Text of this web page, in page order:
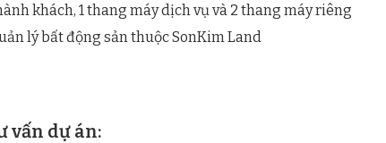
khách, 1 thang máy dịch vụ và 2 thang máy riêng
lý bất động sản thuộc SonKim Land
vấn dự án: